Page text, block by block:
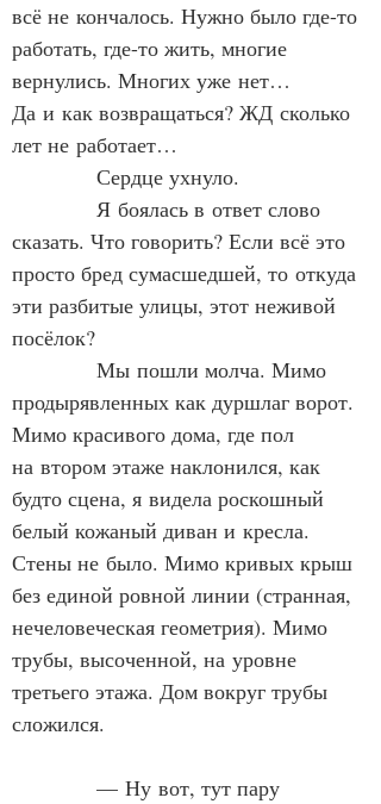
всё не кончалось. Нужно было где-то
работать, где-то жить, многие
вернулись. Многих уже нет…
Да и как возвращаться? ЖД сколько
лет не работает…
Сердце ухнуло.
Я боялась в ответ слово
сказать. Что говорить? Если всё это
просто бред сумасшедшей, то откуда
эти разбитые улицы, этот неживой
посёлок?
Мы пошли молча. Мимо
продырявленных как дуршлаг ворот.
Мимо красивого дома, где пол
на втором этаже наклонился, как
будто сцена, я видела роскошный
белый кожаный диван и кресла.
Стены не было. Мимо кривых крыш
без единой ровной линии (странная,
нечеловеческая геометрия). Мимо
трубы, высоченной, на уровне
третьего этажа. Дом вокруг трубы
сложился.
— Ну вот, тут пару